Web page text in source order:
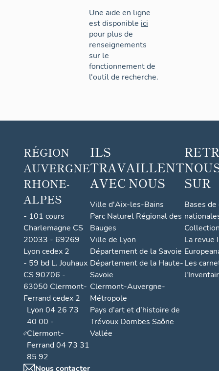
Une aide en ligne
est disponible ici
pour plus de
renseignements
sur le
fonctionnement de
l'outil de recherche.
RÉGION
AUVERGNE
RHONE-
ALPES
- 101 cours
Charlemagne CS
20033 - 69269
Lyon cedex 2
- 59 bd L. Jouhaux
CS 90706 -
63050 Clermont-
Ferrand cedex 2
Lyon 04 26 73
40 00 -
Clermont-
Ferrand 04 73 31
85 92
Nous contacter
ILS
TRAVAILLENT
AVEC NOUS
Ville d'Aix-les-Bains
Parc Naturel Régional des
Bauges
Ville de Lyon
Département de la Savoie
Département de la Haute-
Savoie
Clermont-Auvergne-
Métropole
Pays d’art et d’histoire de
Trévoux Dombes Saône
Vallée
SUR
Bases
La revue
Les